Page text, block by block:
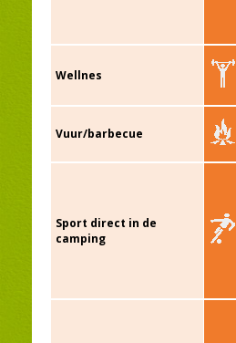
Wellnes
Vuur/barbecue
Sport direct in de
camping